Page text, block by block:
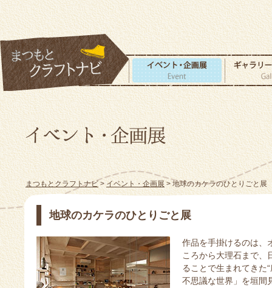
まつもとクラフトナビ>イベント・企画展> 地球のカケラのひとりごと展
地球のカケラのひとりごと展
作品を手掛けるのは、
ころから大理石まで、
ることで生まれてきた
不思議な世界」を垣間